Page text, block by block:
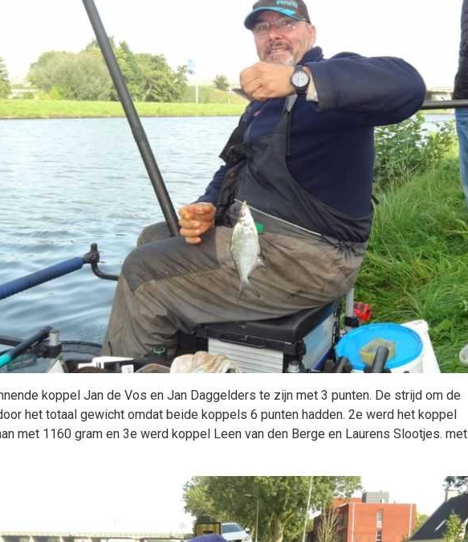
koppel Jan de Vos en Jan Daggelders te zijn met 3 punten. De strijd om de
het totaal gewicht omdat beide koppels 6 punten hadden. 2e werd het koppel
met 1160 gram en 3e werd koppel Leen van den Berge en Laurens Slootjes. met